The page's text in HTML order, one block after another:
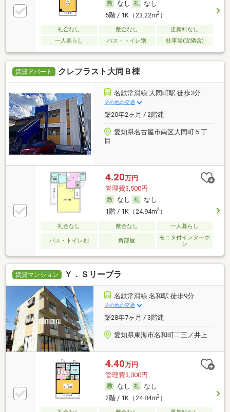
なし
なし
5階 / 1K（23.22m2）
礼金なし 敷金なし
更新料なし
一人暮らし
バス・トイレ別 駐車場(近隣含)
賃貸アパート クレフラスト大同Ｂ棟
名鉄常滑線 大同町駅 徒歩3分
その他の交通
築20年2ヶ月 / 2階建
愛知県名古屋市南区大同町５丁
目
4.20万円
管理費3,500円
なし
なし
1階 / 1K（24.94m2）
礼金なし 敷金なし 一人暮らし
バス・トイレ別 角部屋
モニタ付インターホ
ン
賃貸マンション Ｙ．Ｓリーブラ
名鉄常滑線 名和駅 徒歩9分
その他の交通
築28年7ヶ月 / 3階建
愛知県東海市名和町二三ノ井上
4.40万円
管理費3,000円
なし
なし
2階 / 1K（24.84m2）